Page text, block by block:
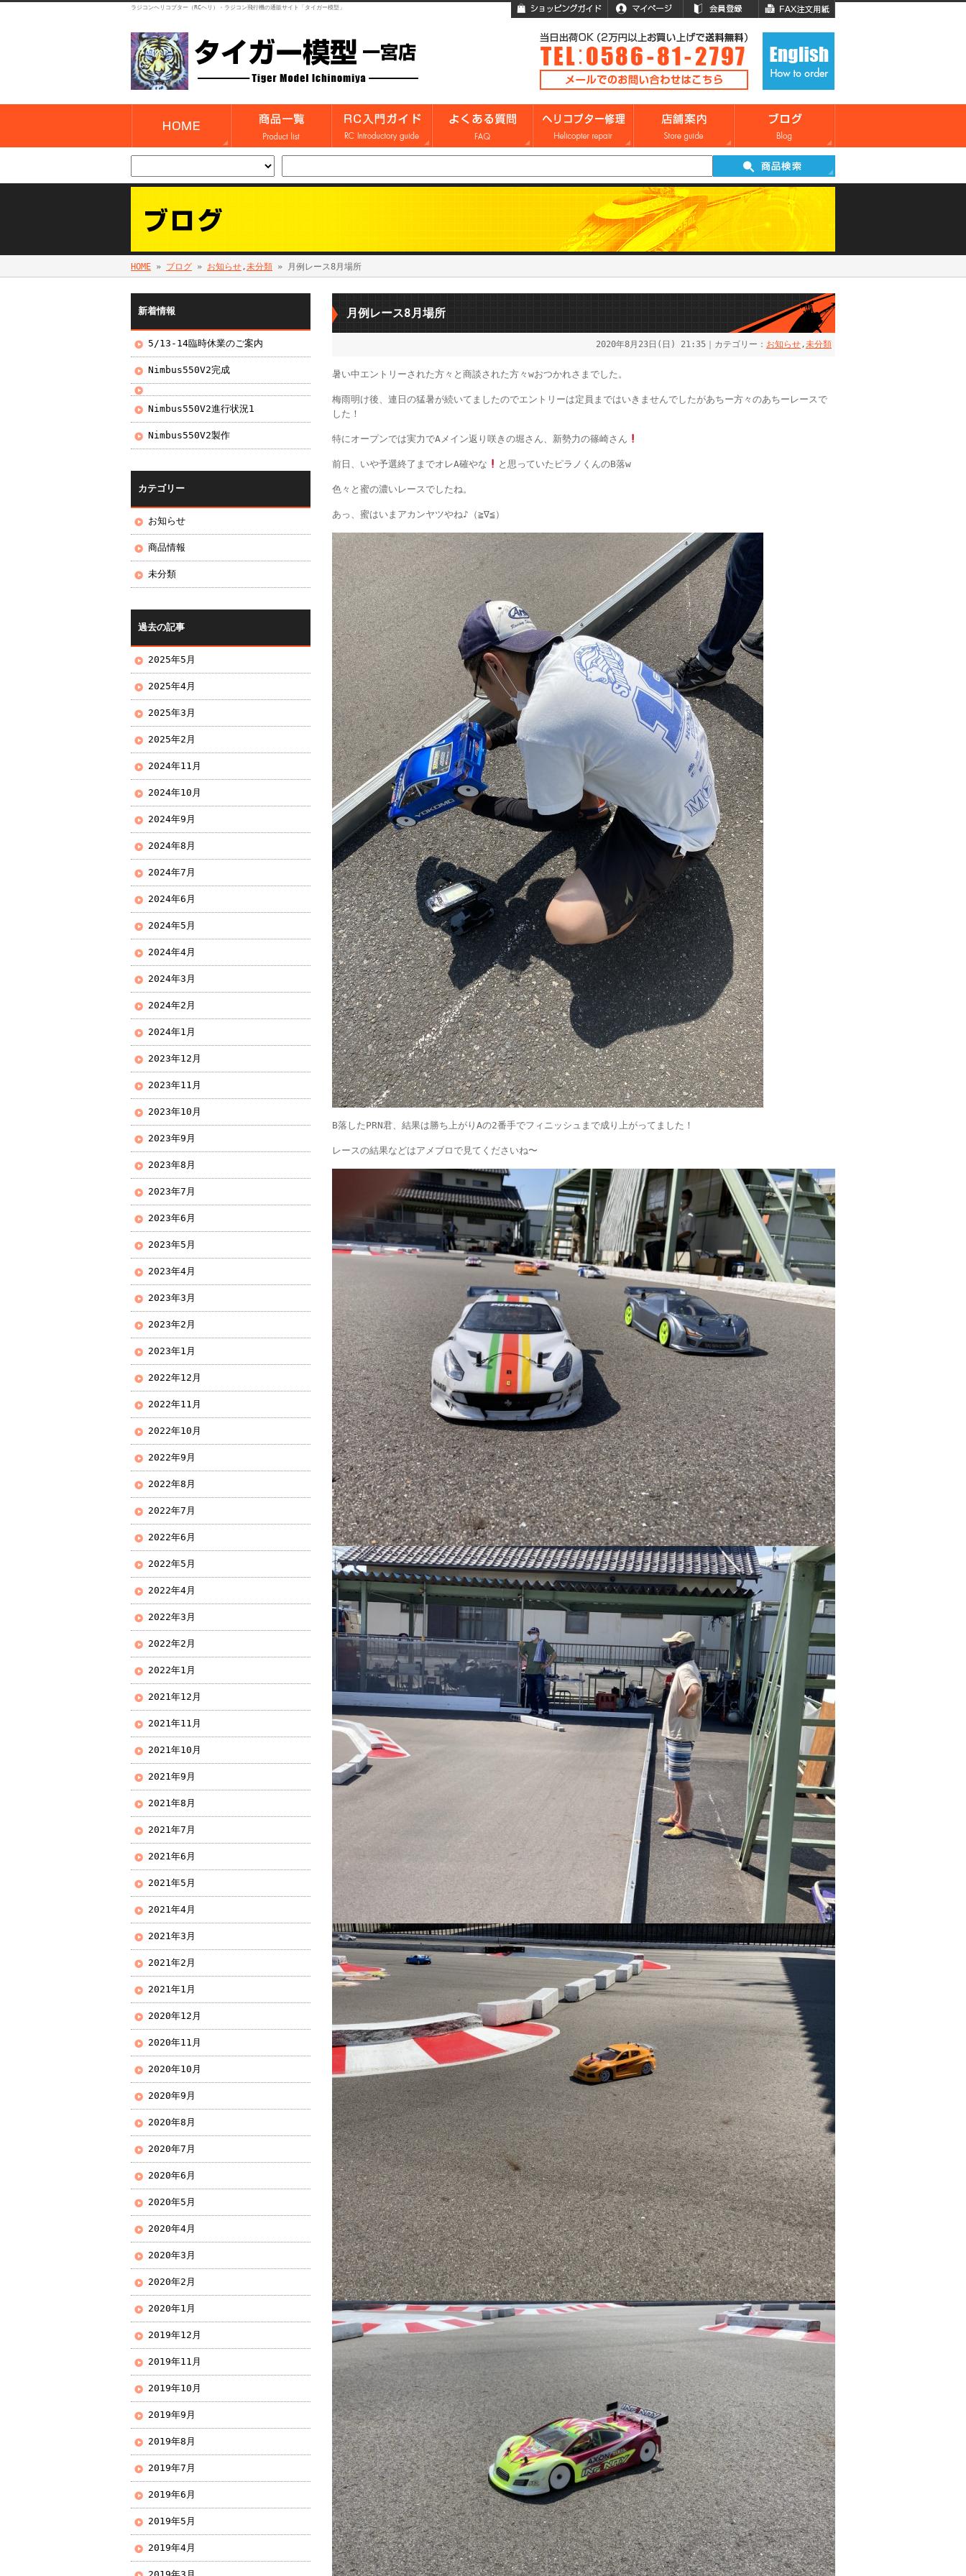
ラジコンヘリコプター（RCヘリ）・ラジコン飛行機の通販サイト「タイガー模型」
HOME » ブログ » お知らせ,未分類 » 月例レース8月場所
月例レース8月場所
2020年8月23日(日) 21:35｜カテゴリー： お知らせ,未分類
暑い中エントリーされた方々と商談された方々wおつかれさまでした。
梅雨明け後、連日の猛暑が続いてましたのでエントリーは定員まではいきませんでしたがあちー方々のあちーレースで
した！
特にオープンでは実力でAメイン返り咲きの堀さん、新勢力の篠崎さん
前日、いや予選終了までオレA確やな と思っていたピラノくんのB落w
色々と蜜の濃いレースでしたね。
あっ、蜜はいまアカンヤツやね♪（≧∇≦）
B落したPRN君、結果は勝ち上がりAの2番手でフィニッシュまで成り上がってました！
レースの結果などはアメブロで見てくださいね〜
新着情報
5/13-14臨時休業のご案内
Nimbus550V2完成
Nimbus550V2進行状況1
Nimbus550V2製作
カテゴリー
お知らせ
商品情報
未分類
過去の記事
2025年5月
2025年4月
2025年3月
2025年2月
2024年11月
2024年10月
2024年9月
2024年8月
2024年7月
2024年6月
2024年5月
2024年4月
2024年3月
2024年2月
2024年1月
2023年12月
2023年11月
2023年10月
2023年9月
2023年8月
2023年7月
2023年6月
2023年5月
2023年4月
2023年3月
2023年2月
2023年1月
2022年12月
2022年11月
2022年10月
2022年9月
2022年8月
2022年7月
2022年6月
2022年5月
2022年4月
2022年3月
2022年2月
2022年1月
2021年12月
2021年11月
2021年10月
2021年9月
2021年8月
2021年7月
2021年6月
2021年5月
2021年4月
2021年3月
2021年2月
2021年1月
2020年12月
2020年11月
2020年10月
2020年9月
2020年8月
2020年7月
2020年6月
2020年5月
2020年4月
2020年3月
2020年2月
2020年1月
2019年12月
2019年11月
2019年10月
2019年9月
2019年8月
2019年7月
2019年6月
2019年5月
2019年4月